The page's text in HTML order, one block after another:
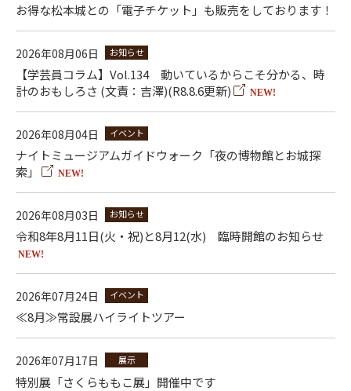
お得な松本城との「電子チケット」も販売をしております！
2026年08月06日 お知らせ
【学芸員コラム】Vol.134 動いているからこそ分かる、時
計のおもしろさ (文責：吉澤)(R8.8.6更新)
NEW!
2026年08月04日 イベント
ナイトミュージアムガイドウォーク「夜の博物館とお城探
索」
NEW!
2026年08月03日 お知らせ
令和8年8月11日(火・祝)と8月12(水) 臨時開館のお知らせ
NEW!
2026年07月24日 イベント
≪8月≫常設展ハイライトツアー
2026年07月17日 展示
特別展「さくらももこ展」開催中です